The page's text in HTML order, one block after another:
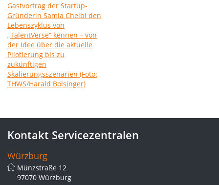
Kontakt Servicezentralen
Würzburg
Münzstraße 12
97070 Würzburg